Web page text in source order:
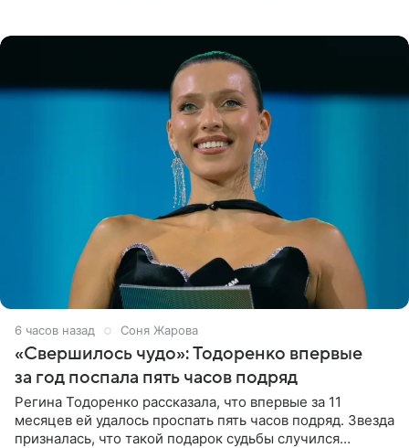
6 часов назад Соня Жарова
«Свершилось чудо»: Тодоренко впервые
за год поспала пять часов подряд
Регина Тодоренко рассказала, что впервые за 11
месяцев ей удалось проспать пять часов подряд. Звезда
призналась, что такой подарок судьбы случился